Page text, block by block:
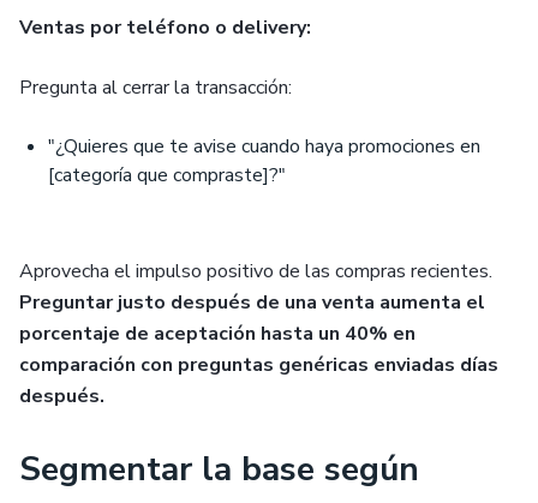
Ventas por teléfono o delivery:
Pregunta al cerrar la transacción:
"¿Quieres que te avise cuando haya promociones en
[categoría que compraste]?"
Aprovecha el impulso positivo de las compras recientes.
Preguntar justo después de una venta aumenta el
porcentaje de aceptación hasta un 40% en
comparación con preguntas genéricas enviadas días
después.
Segmentar la base según